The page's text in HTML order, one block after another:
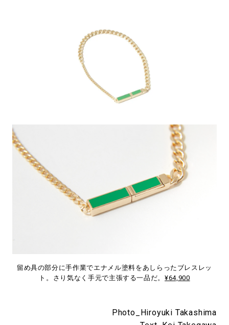
留め具の部分に手作業でエナメル塗料をあしらったブレスレッ
ト。さり気なく手元で主張する一品だ。¥64,900
Photo_Hiroyuki Takashima